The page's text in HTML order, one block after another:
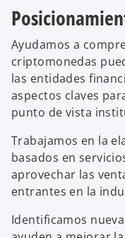
Ayudamos a
criptomonedas
las entidades
aspectos claves
punto de vista
Trabajamos en la
basados en
aprovechar las
entrantes en la
Identificamos